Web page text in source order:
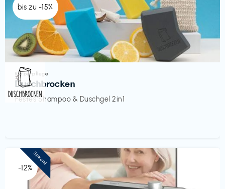
bis zu -15%
Körperpflege
Duschbrocken
Festes Shampoo & Duschgel 2in1
€‎
-12%
Special